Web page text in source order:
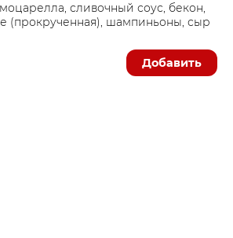
сливочный соус, бекон,
(прокрученная), шампиньоны, сыр
Добавить